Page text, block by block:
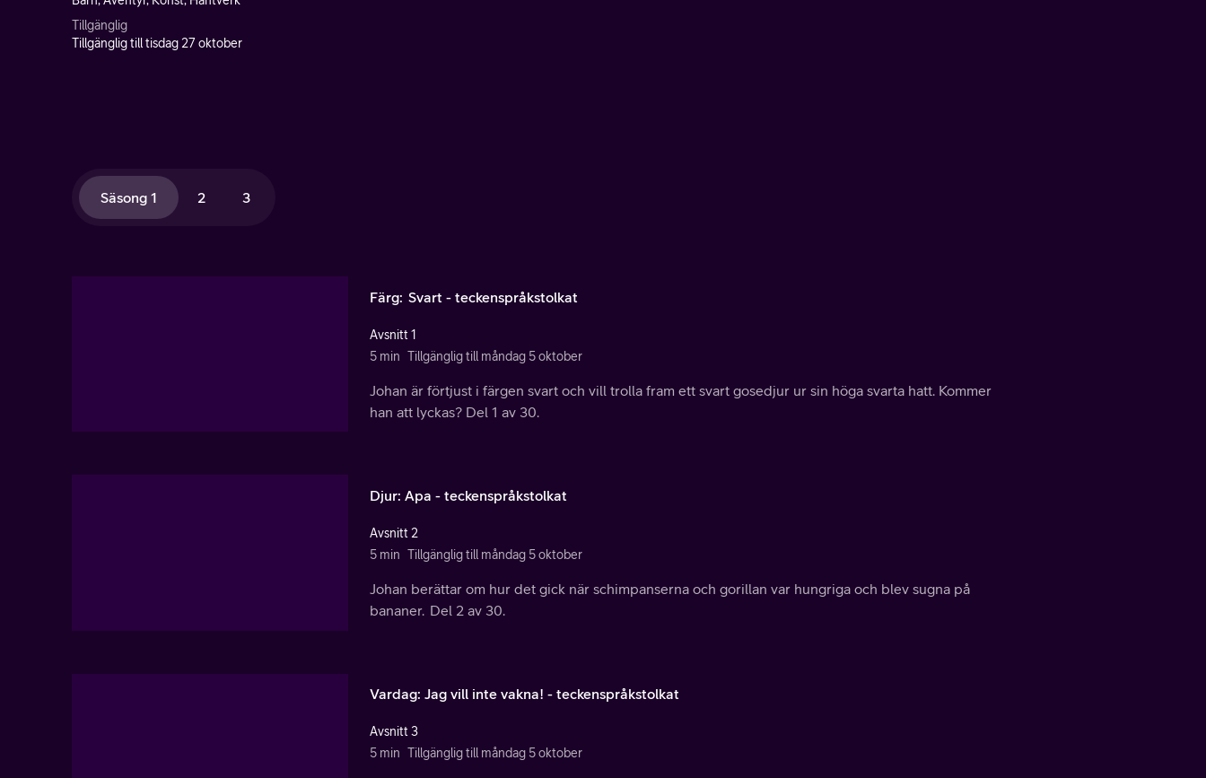
Tillgänglig
Tillgänglig till tisdag 27 oktober
Säsong 1 2 3
Färg: Svart - teckenspråkstolkat
Avsnitt 1
5 min Tillgänglig till måndag 5 oktober
Johan är förtjust i färgen svart och vill trolla fram ett svart gosedjur ur sin höga svarta hatt. Kommer
han att lyckas? Del 1 av 30.
Djur: Apa - teckenspråkstolkat
Avsnitt 2
5 min Tillgänglig till måndag 5 oktober
Johan berättar om hur det gick när schimpanserna och gorillan var hungriga och blev sugna på
bananer. Del 2 av 30.
Vardag: Jag vill inte vakna! - teckenspråkstolkat
Avsnitt 3
5 min Tillgänglig till måndag 5 oktober